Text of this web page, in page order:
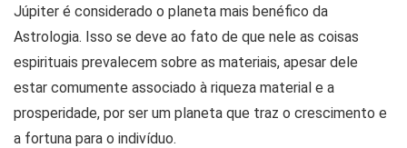
Júpiter é considerado o planeta mais benéfico da
Astrologia. Isso se deve ao fato de que nele as coisas
espirituais prevalecem sobre as materiais, apesar dele
estar comumente associado à riqueza material e a
prosperidade, por ser um planeta que traz o crescimento e
a fortuna para o indivíduo.